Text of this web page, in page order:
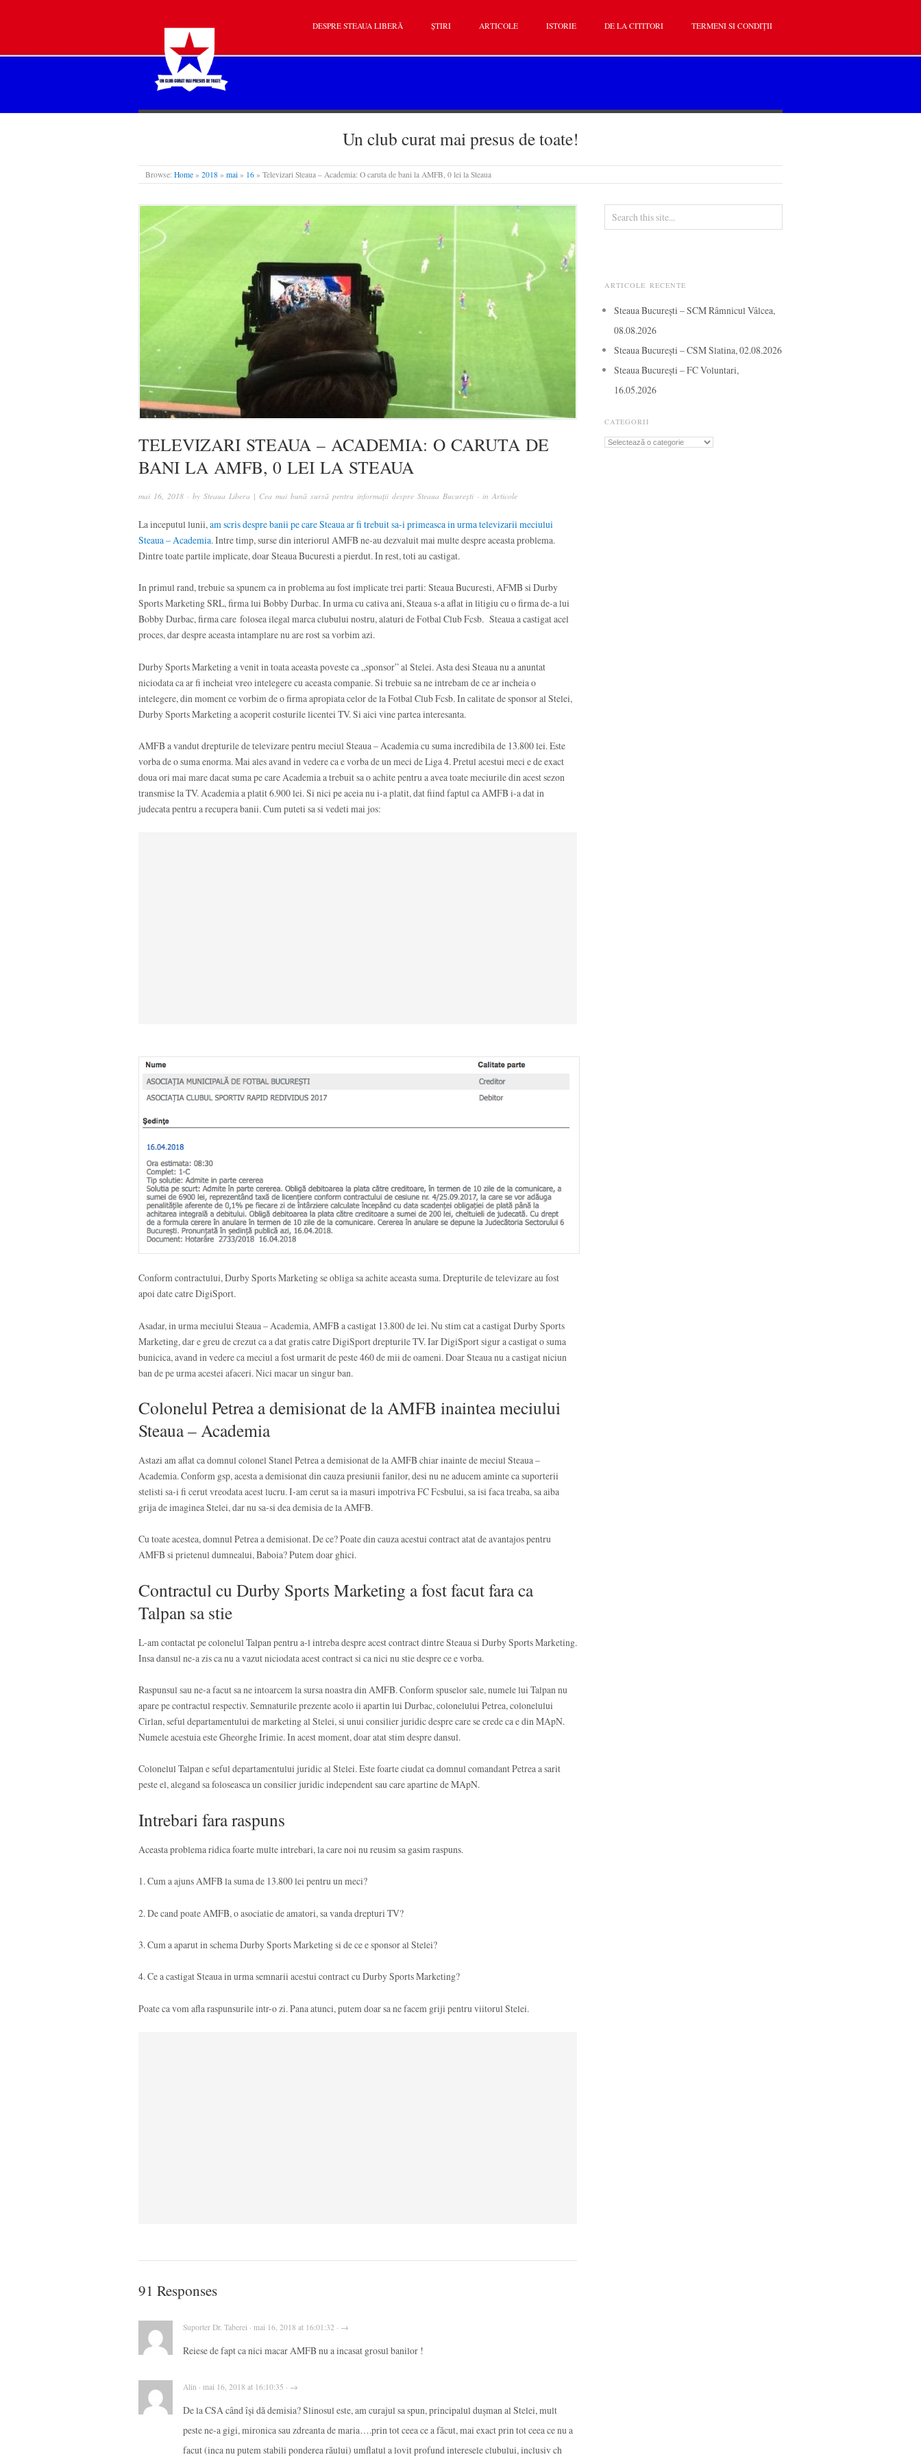
STEAUA LIBERĂ
DESPRE STEAUA LIBERĂ ȘTIRI ARTICOLE ISTORIE DE LA CITITORI TERMENI SI CONDIȚII
Un club curat mai presus de toate!
Browse: Home » 2018 » mai » 16 » Televizari Steaua – Academia: O caruta de bani la AMFB, 0 lei la Steaua
TELEVIZARI STEAUA – ACADEMIA: O CARUTA DE
BANI LA AMFB, 0 LEI LA STEAUA
mai 16, 2018 · by Steaua Libera | Cea mai bună sursă pentru informații despre Steaua București · in Articole
La inceputul lunii, am scris despre banii pe care Steaua ar fi trebuit sa-i primeasca in urma televizarii meciului
Steaua – Academia. Intre timp, surse din interiorul AMFB ne-au dezvaluit mai multe despre aceasta problema.
Dintre toate partile implicate, doar Steaua Bucuresti a pierdut. In rest, toti au castigat.
In primul rand, trebuie sa spunem ca in problema au fost implicate trei parti: Steaua Bucuresti, AFMB si Durby
Sports Marketing SRL, firma lui Bobby Durbac. In urma cu cativa ani, Steaua s-a aflat in litigiu cu o firma de-a lui
Bobby Durbac, firma care folosea ilegal marca clubului nostru, alaturi de Fotbal Club Fcsb. Steaua a castigat acel
proces, dar despre aceasta intamplare nu are rost sa vorbim azi.
Durby Sports Marketing a venit in toata aceasta poveste ca „sponsor” al Stelei. Asta desi Steaua nu a anuntat
niciodata ca ar fi incheiat vreo intelegere cu aceasta companie. Si trebuie sa ne intrebam de ce ar incheia o
intelegere, din moment ce vorbim de o firma apropiata celor de la Fotbal Club Fcsb. In calitate de sponsor al Stelei,
Durby Sports Marketing a acoperit costurile licentei TV. Si aici vine partea interesanta.
AMFB a vandut drepturile de televizare pentru meciul Steaua – Academia cu suma incredibila de 13.800 lei. Este
vorba de o suma enorma. Mai ales avand in vedere ca e vorba de un meci de Liga 4. Pretul acestui meci e de exact
doua ori mai mare dacat suma pe care Academia a trebuit sa o achite pentru a avea toate meciurile din acest sezon
transmise la TV. Academia a platit 6.900 lei. Si nici pe aceia nu i-a platit, dat fiind faptul ca AMFB i-a dat in
judecata pentru a recupera banii. Cum puteti sa si vedeti mai jos:
Conform contractului, Durby Sports Marketing se obliga sa achite aceasta suma. Drepturile de televizare au fost
apoi date catre DigiSport.
Asadar, in urma meciului Steaua – Academia, AMFB a castigat 13.800 de lei. Nu stim cat a castigat Durby Sports
Marketing, dar e greu de crezut ca a dat gratis catre DigiSport drepturile TV. Iar DigiSport sigur a castigat o suma
bunicica, avand in vedere ca meciul a fost urmarit de peste 460 de mii de oameni. Doar Steaua nu a castigat niciun
ban de pe urma acestei afaceri. Nici macar un singur ban.
Colonelul Petrea a demisionat de la AMFB inaintea meciului
Steaua – Academia
Astazi am aflat ca domnul colonel Stanel Petrea a demisionat de la AMFB chiar inainte de meciul Steaua –
Academia. Conform gsp, acesta a demisionat din cauza presiunii fanilor, desi nu ne aducem aminte ca suporterii
stelisti sa-i fi cerut vreodata acest lucru. I-am cerut sa ia masuri impotriva FC Fcsbului, sa isi faca treaba, sa aiba
grija de imaginea Stelei, dar nu sa-si dea demisia de la AMFB.
Cu toate acestea, domnul Petrea a demisionat. De ce? Poate din cauza acestui contract atat de avantajos pentru
AMFB si prietenul dumnealui, Baboia? Putem doar ghici.
Contractul cu Durby Sports Marketing a fost facut fara ca
Talpan sa stie
L-am contactat pe colonelul Talpan pentru a-l intreba despre acest contract dintre Steaua si Durby Sports Marketing.
Insa dansul ne-a zis ca nu a vazut niciodata acest contract si ca nici nu stie despre ce e vorba.
Raspunsul sau ne-a facut sa ne intoarcem la sursa noastra din AMFB. Conform spuselor sale, numele lui Talpan nu
apare pe contractul respectiv. Semnaturile prezente acolo ii apartin lui Durbac, colonelului Petrea, colonelului
Cirlan, seful departamentului de marketing al Stelei, si unui consilier juridic despre care se crede ca e din MApN.
Numele acestuia este Gheorghe Irimie. In acest moment, doar atat stim despre dansul.
Colonelul Talpan e seful departamentului juridic al Stelei. Este foarte ciudat ca domnul comandant Petrea a sarit
peste el, alegand sa foloseasca un consilier juridic independent sau care apartine de MApN.
Intrebari fara raspuns
Aceasta problema ridica foarte multe intrebari, la care noi nu reusim sa gasim raspuns.
1. Cum a ajuns AMFB la suma de 13.800 lei pentru un meci?
2. De cand poate AMFB, o asociatie de amatori, sa vanda drepturi TV?
3. Cum a aparut in schema Durby Sports Marketing si de ce e sponsor al Stelei?
4. Ce a castigat Steaua in urma semnarii acestui contract cu Durby Sports Marketing?
Poate ca vom afla raspunsurile intr-o zi. Pana atunci, putem doar sa ne facem griji pentru viitorul Stelei.
91 Responses
Suporter Dr. Taberei · mai 16, 2018 at 16:01:32 · →
Reiese de fapt ca nici macar AMFB nu a incasat grosul banilor !
Alin · mai 16, 2018 at 16:10:35 · →
De la CSA când își dă demisia? Slinosul este, am curajul sa spun, principalul dușman al Stelei, mult
peste ne-a gigi, mironica sau zdreanta de maria….prin tot ceea ce a făcut, mai exact prin tot ceea ce nu a
facut (inca nu putem stabili ponderea răului) umflatul a lovit profund interesele clubului, inclusiv ch
ARTICOLE RECENTE
Steaua București – SCM Râmnicul Vâlcea,
08.08.2026
Steaua București – CSM Slatina, 02.08.2026
Steaua București – FC Voluntari,
16.05.2026
CATEGORII
Categorii